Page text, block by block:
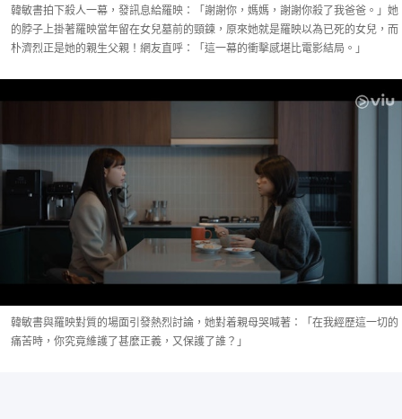
韓敏書拍下殺人一幕，發訊息給羅映：「謝謝你，媽媽，謝謝你殺了我爸爸。」她
的脖子上掛著羅映當年留在女兒墓前的頸鍊，原來她就是羅映以為已死的女兒，而
朴濟烈正是她的親生父親！網友直呼：「這一幕的衝擊感堪比電影結局。」
韓敏書與羅映對質的場面引發熱烈討論，她對着親母哭喊著：「在我經歷這一切的
痛苦時，你究竟維護了甚麼正義，又保護了誰？」